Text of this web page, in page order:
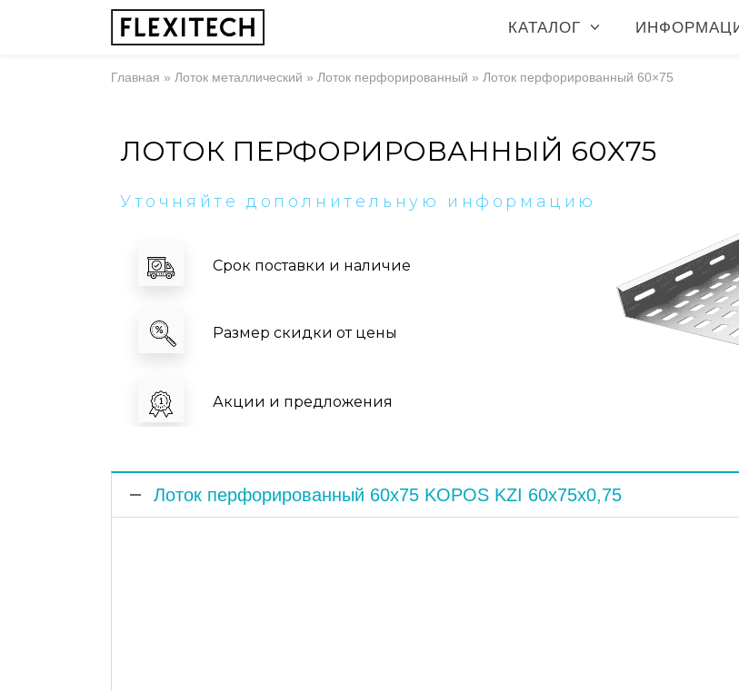
КАТАЛОГ
Главная » Лоток металлический » Лоток перфорированный » Лоток перфорированный 60×75
ЛОТОК ПЕРФОРИРОВАННЫЙ 60X75
Уточняйте дополнительную информацию
Срок поставки и наличие
Размер скидки от цены
Акции и предложения
Лоток перфорированный 60x75 KOPOS KZI 60x75x0,75